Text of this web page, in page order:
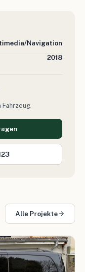
Navigation
2018
Alle Projekte